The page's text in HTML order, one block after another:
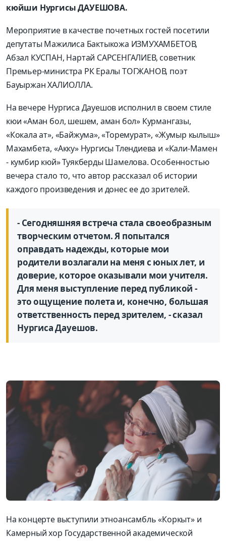
кюйши Нургисы ДАУЕШОВА.
Мероприятие в качестве почетных гостей посетили
депутаты Мажилиса Бактыкожа ИЗМУХАМБЕТОВ,
Абзал КУСПАН, Нартай САРСЕНГАЛИЕВ, советник
Премьер-министра РК Ералы ТОГЖАНОВ, поэт
Бауыржан ХАЛИОЛЛА.
На вечере Нургиса Дауешов исполнил в своем стиле
кюи «Аман бол, шешем, аман бол» Курмангазы,
«Кокала ат», «Байжума», «Торемурат», «Жумыр кылыш»
Махамбета, «Акку» Нургисы Тлендиева и «Кали-Мамен
- кумбир кюй» Туякберды Шамелова. Особенностью
вечера стало то, что автор рассказал об истории
каждого произведения и донес ее до зрителей.
- Сегодняшняя встреча стала своеобразным
творческим отчетом. Я попытался
оправдать надежды, которые мои
родители возлагали на меня с юных лет, и
доверие, которое оказывали мои учителя.
Для меня выступление перед публикой -
это ощущение полета и, конечно, большая
ответственность перед зрителем, - сказал
Нургиса Дауешов.
На концерте выступили этноансамбль «Коркыт» и
Камерный хор Государственной академической